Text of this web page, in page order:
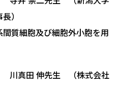
）
間質細胞及び細胞外小胞を用
川真田 伸先生 （株式会社